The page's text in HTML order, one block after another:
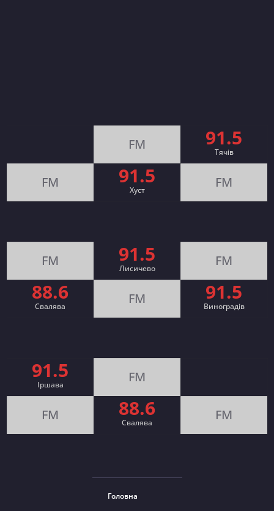
FM 91.5
Тячів
FM 91.5
Хуст FM
FM 91.5
Лисичево FM
88.6
Свалява FM 91.5
Виноградів
91.5
Іршава FM
FM 88.6
Cвалява FM
Головна